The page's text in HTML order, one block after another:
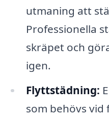
utmaning att
Professionella
skräpet och
igen.
Flyttstädning:
som behövs